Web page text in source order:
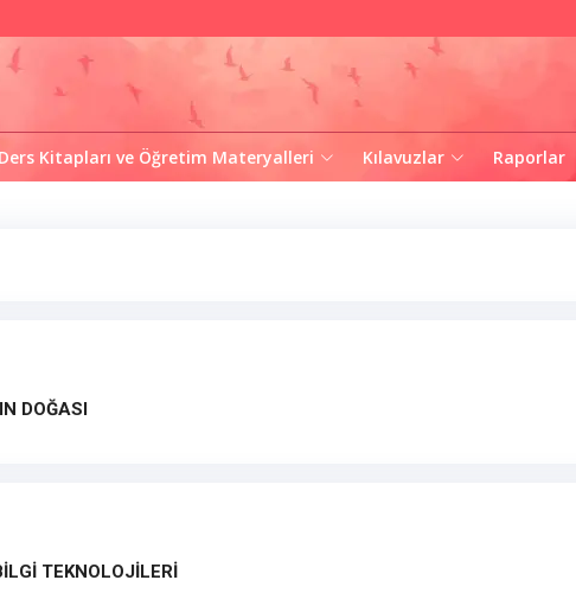
Ders Kitapları ve Öğretim Materyalleri Kılavuzlar Raporlar
DOĞASI
TEKNOLOJİLERİ